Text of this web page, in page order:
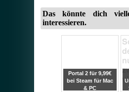
Das könnte dich
interessieren.
Portal 2 für 9,99€
bei Steam für Mac
& PC